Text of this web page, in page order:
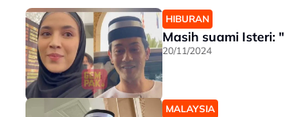
HIBURAN
Masih suami Isteri:
20/11/2024
MALAYSIA